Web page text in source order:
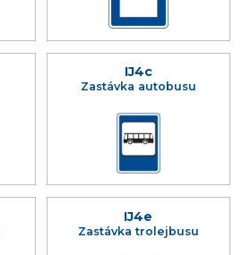
IJ4c
Zastávka autobusu
IJ4e
Zastávka trolejbusu